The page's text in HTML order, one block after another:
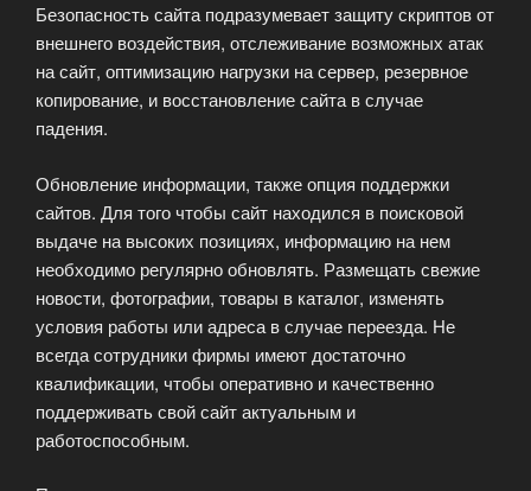
Безопасность сайта подразумевает защиту скриптов от
внешнего воздействия, отслеживание возможных атак
на сайт, оптимизацию нагрузки на сервер, резервное
копирование, и восстановление сайта в случае
падения.
Обновление информации, также опция поддержки
сайтов. Для того чтобы сайт находился в поисковой
выдаче на высоких позициях, информацию на нем
необходимо регулярно обновлять. Размещать свежие
новости, фотографии, товары в каталог, изменять
условия работы или адреса в случае переезда. Не
всегда сотрудники фирмы имеют достаточно
квалификации, чтобы оперативно и качественно
поддерживать свой сайт актуальным и
работоспособным.